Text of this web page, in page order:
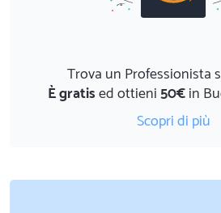
Trova un Professionista
È gratised ottieni50€in
Scopri di più